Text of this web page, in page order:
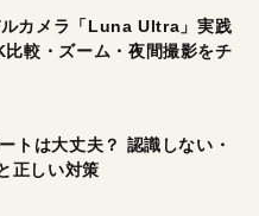
カメラ「Luna Ultra」実践
較・ズーム・夜間撮影をチ
トは大丈夫？ 認識しない・
正しい対策